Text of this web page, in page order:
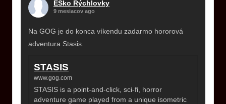
ESko Rýchlovky
9 mesiacov ago
Na GOG je do konca víkendu zadarmo hororová
adventura Stasis.
STASIS
www.gog.com
STASIS is a point-and-click, sci-fi, horror
adventure game played from a unique isometric